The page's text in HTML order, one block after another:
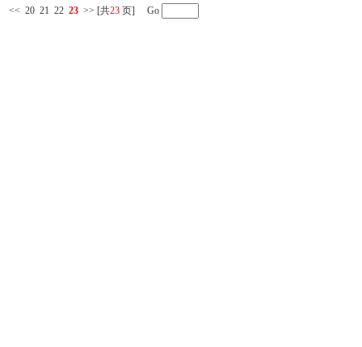
<< 20 21 22 23 >> [共23 页] Go